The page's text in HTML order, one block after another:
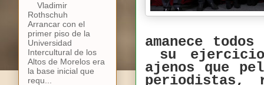
amanece
su
ajenos que
periodistas,
Vladimir
Rothschuh
Arrancar con el
primer piso de la
Universidad
Intercultural de los
Altos de Morelos era
la base inicial que
requ...